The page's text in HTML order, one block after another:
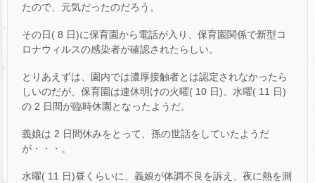
たので、元気だったのだろう。
その日( 8 日)に保育園から電話が入り、保育園関係で新型コ
ロナウィルスの感染者が確認されたらしい。
とりあえずは、園内では濃厚接触者とは認定されなかったら
しいのだが、保育園は連休明けの火曜( 10 日)、水曜( 11 日)
の 2 日間が臨時休園となったようだ。
義娘は 2 日間休みをとって、孫の世話をしていたようだ
が・・・。
水曜( 11 日)昼くらいに、義娘が体調不良を訴え、夜に熱を測